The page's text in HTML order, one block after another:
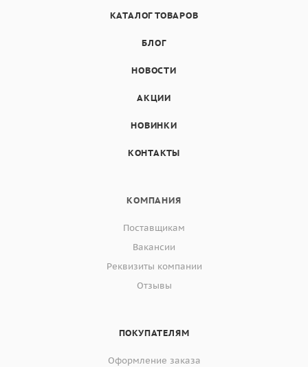
КАТАЛОГ ТОВАРОВ
БЛОГ
НОВОСТИ
АКЦИИ
НОВИНКИ
КОНТАКТЫ
КОМПАНИЯ
Поставщикам
Вакансии
Реквизиты компании
Отзывы
ПОКУПАТЕЛЯМ
Оформление заказа